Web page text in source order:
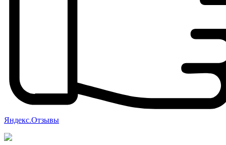
Яндекс.Отзывы